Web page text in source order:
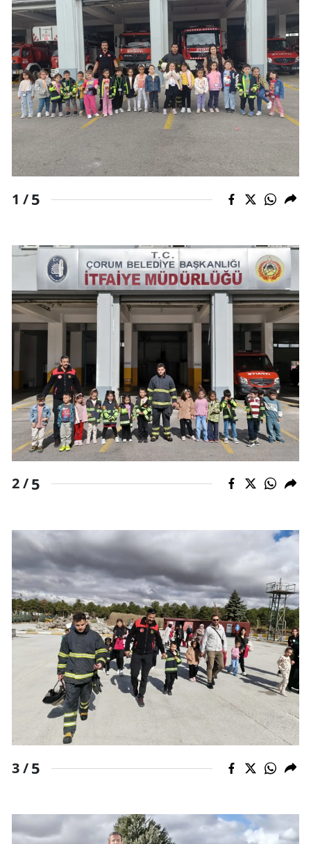
Erzincan
Erzurum
Eskişehir
Gaziantep
Giresun
Gümüşhane
Hakkari
Hatay
Mersin
İstanbul
İzmir
Kars
Kastamonu
Kayseri
Kırklareli
Kırşehir
Kocaeli
Malatya
Manisa
Kahramanmaraş
Mardin
Muğla
Nevşehir
Niğde
1 /5
2 /5
3 /5